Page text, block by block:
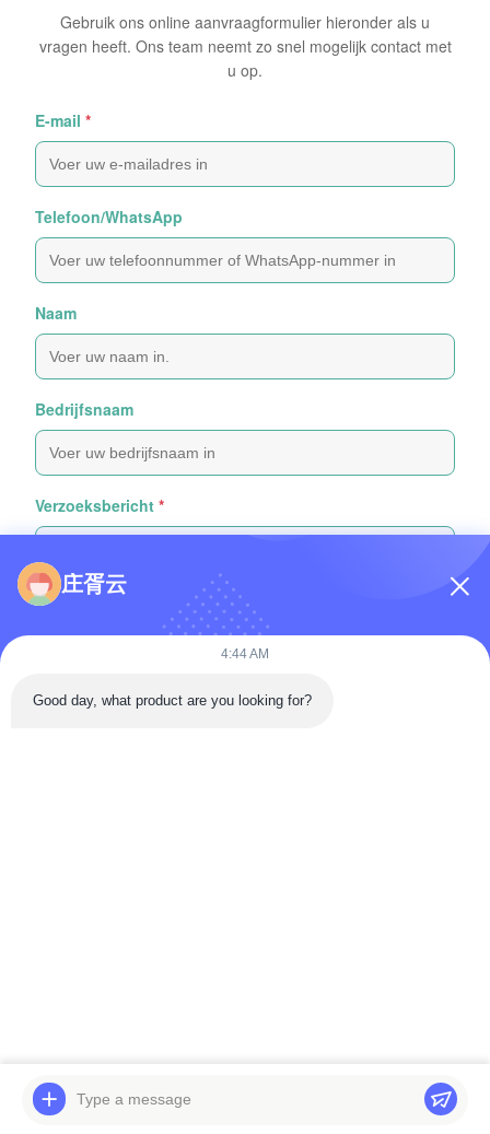
Gebruik ons online aanvraagformulier hieronder als u
vragen heeft. Ons team neemt zo snel mogelijk contact met
u op.
E-mail *
Telefoon/WhatsApp
Naam
Bedrijfsnaam
Verzoeksbericht *
Bijvoeg bestanden
© 2026 Weifang Mension Machinery Technology Co., Ltd.. All Rights
庄胥云
4:44 AM
Good day, what product are you looking for?